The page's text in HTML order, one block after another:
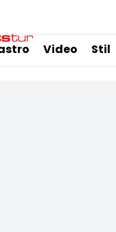
Video Stil